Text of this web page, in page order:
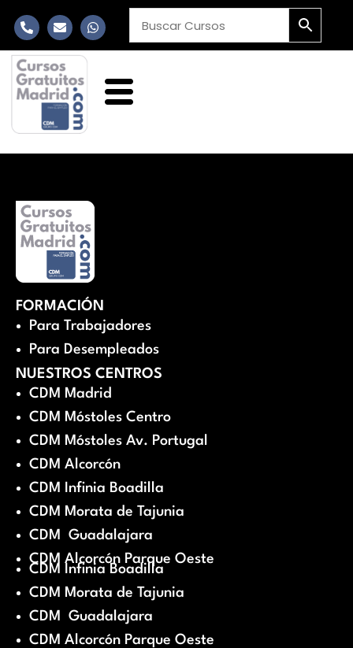
FORMACIÓN
Para Trabajadores
Para Desempleados
NUESTROS CENTROS
CDM Madrid
CDM Móstoles Centro
CDM Móstoles Av. Portugal
CDM Alcorcón
CDM Infinia Boadilla
CDM Morata de Tajunia
CDM Guadalajara
CDM Alcorcón Parque Oeste
CDM Infinia Boadilla
CDM Morata de Tajunia
CDM Guadalajara
CDM Alcorcón Parque Oeste